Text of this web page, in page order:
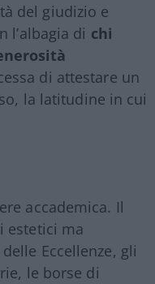
del giudizio e
l’albagia di chi
di attestare un
la latitudine in cui
accademica. Il
estetici ma
Eccellenze, gli
le borse di